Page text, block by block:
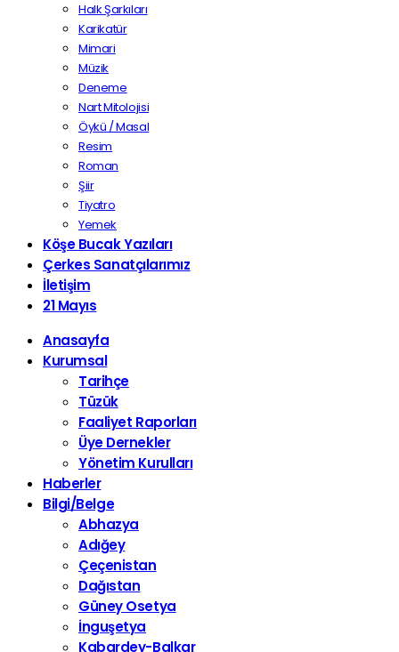
Halk Şarkıları
Karikatür
Mimari
Müzik
Deneme
Nart Mitolojisi
Öykü / Masal
Resim
Roman
Şiir
Tiyatro
Yemek
Köşe Bucak Yazıları
Çerkes Sanatçılarımız
İletişim
21 Mayıs
Anasayfa
Kurumsal
Tarihçe
Tüzük
Faaliyet Raporları
Üye Dernekler
Yönetim Kurulları
Haberler
Bilgi/Belge
Abhazya
Adığey
Çeçenistan
Dağıstan
Güney Osetya
İnguşetya
Kabardey-Balkar